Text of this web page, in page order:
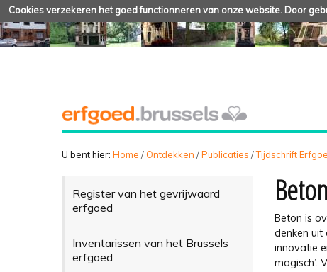
Cookies verzekeren het goed functionneren van onze website. Door
U bent hier: Home / Ontdekken /Publicaties /Tijdschrift
Register van het gevrijwaard
erfgoed
Inventarissen van het Brussels
erfgoed
Beton
Beton is
denken
innovatie
magisch’.